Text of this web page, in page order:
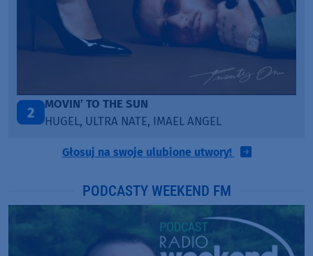
3
ITEPE ITEDE
SANAH
Głosuj na swoje ulubione utwory!
PODCASTY WEEKEND FM